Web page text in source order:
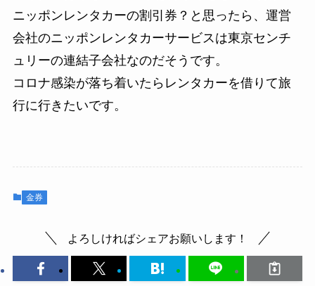
ニッポンレンタカーの割引券？と思ったら、運営
会社のニッポンレンタカーサービスは東京センチ
ュリーの連結子会社なのだそうです。
コロナ感染が落ち着いたらレンタカーを借りて旅
行に行きたいです。
金券
よろしければシェアお願いします！